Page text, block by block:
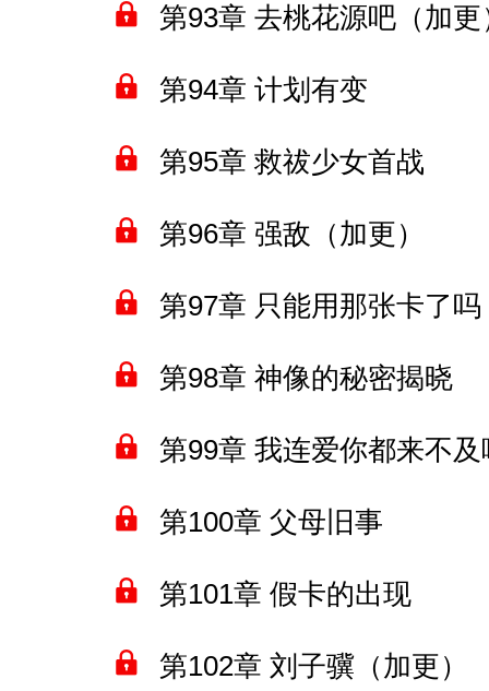
第93章 去桃花源吧（加更
第94章 计划有变
第95章 救祓少女首战
第96章 强敌（加更）
第97章 只能用那张卡了吗
第98章 神像的秘密揭晓
第99章 我连爱你都来不
第100章 父母旧事
第101章 假卡的出现
第102章 刘子骥（加更）